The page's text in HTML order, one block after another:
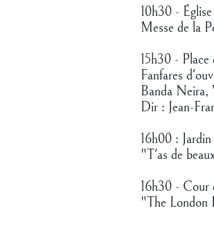
10h30 -
Messe de la
15h30 - Place
Fanfares
Banda Neira,
Dir : Jean-
16h00 :
"T'as de
16h30 - Cour
"The London